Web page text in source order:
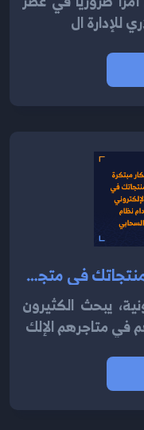
للإدارة ال
خمسة أفكار مبتكرة لتسويق منتجاتك في متجرك الإلكتروني باستخدام نظام قلاري السحابي 2024
يبحث الكثيرون
في متاجرهم الإلك